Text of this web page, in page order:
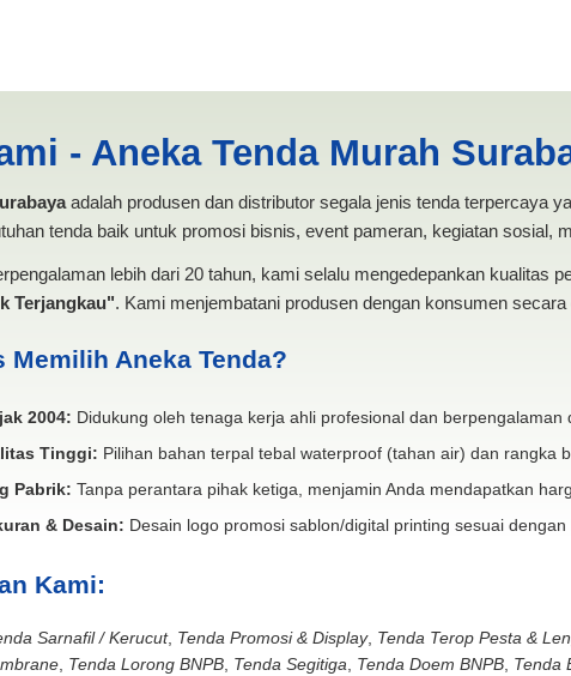
- Aneka Tenda Murah
adalah produsen dan distributor segala jenis tenda terpercaya
tenda baik untuk promosi bisnis, event pameran, kegiatan sosial,
lebih dari 20 tahun, kami selalu mengedepankan kualitas
Terjangkau". Kami menjembatani produsen dengan konsumen
Memilih Aneka Tenda?
2004: Didukung oleh tenaga kerja ahli profesional dan berpengalaman
Tinggi: Pilihan bahan terpal tebal waterproof (tahan air) dan rangka
Pabrik: Tanpa perantara pihak ketiga, menjamin Anda mendapatkan
& Desain: Desain logo promosi sablon/digital printing sesuai dengan
Kami:
Sarnafil / Kerucut, Tenda Promosi & Display, Tenda Terop Pesta &
, Tenda Lorong BNPB, Tenda Segitiga Tenda Doem BNPB, Tenda